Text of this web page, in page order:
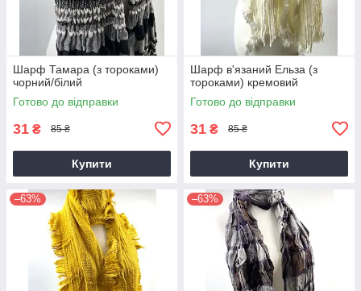
Шарф Тамара (з тороками)
чорний/білий
Готово до відправки
31 ₴ 85 ₴
Купити
Шарф в'язаний Ельза (з
тороками) кремовий
Готово до відправки
31 ₴ 85 ₴
Купити
–63% –63%